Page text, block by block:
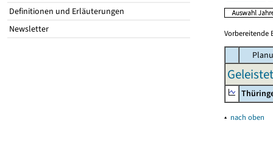
Definitionen und Erläuterungen
Newsletter
Vorbereitende
▴ nach oben